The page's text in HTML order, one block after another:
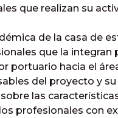
que realizan su
de la casa de
que la integran
portuario hacia el
del proyecto y
las
profesionales con